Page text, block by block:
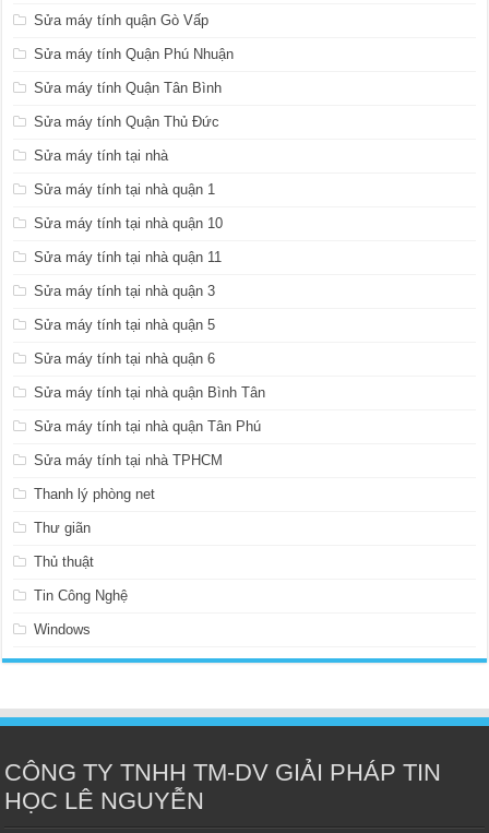
Sửa máy tính quận Gò Vấp
Sửa máy tính Quận Phú Nhuận
Sửa máy tính Quận Tân Bình
Sửa máy tính Quận Thủ Đức
Sửa máy tính tại nhà
Sửa máy tính tại nhà quận 1
Sửa máy tính tại nhà quận 10
Sửa máy tính tại nhà quận 11
Sửa máy tính tại nhà quận 3
Sửa máy tính tại nhà quận 5
Sửa máy tính tại nhà quận 6
Sửa máy tính tại nhà quận Bình Tân
Sửa máy tính tại nhà quận Tân Phú
Sửa máy tính tại nhà TPHCM
Thanh lý phòng net
Thư giãn
Thủ thuật
Tin Công Nghệ
Windows
CÔNG TY TNHH TM-DV GIẢI PHÁP TIN
HỌC LÊ NGUYỄN